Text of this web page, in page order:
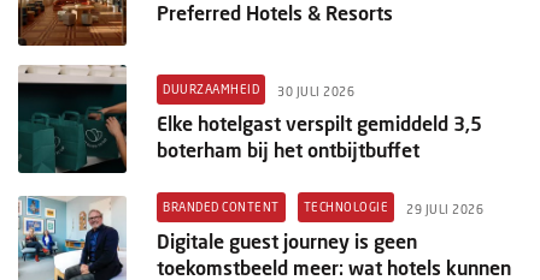
Preferred Hotels & Resorts
DUURZAAMHEID 30 JULI 2026
Elke hotelgast verspilt gemiddeld 3,5
boterham bij het ontbijtbuffet
BRANDED CONTENT TECHNOLOGIE 29 JULI 2026
Digitale guest journey is geen
toekomstbeeld meer: wat hotels kunnen